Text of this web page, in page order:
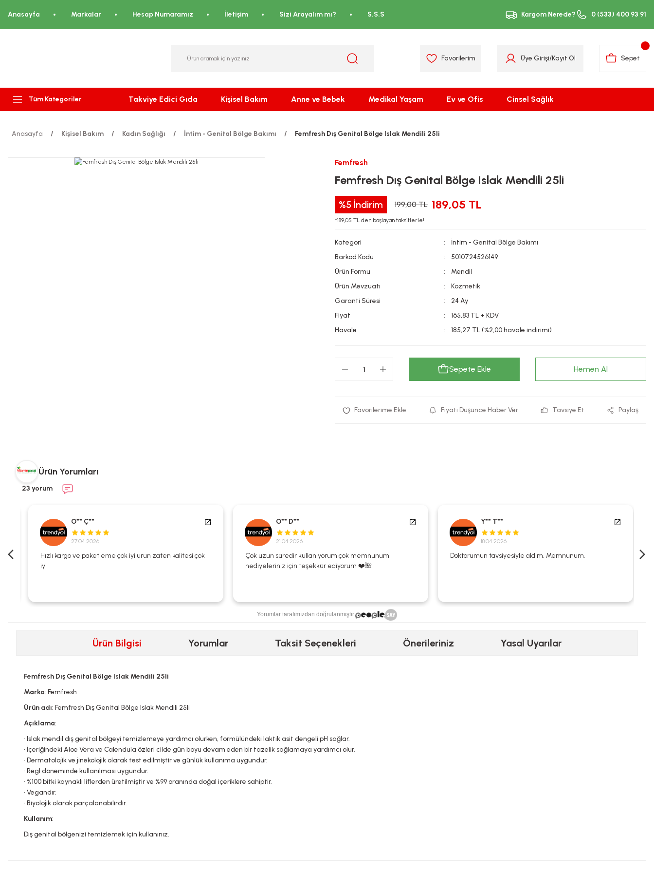
Anasayfa Markalar Hesap Numaramız İletişim Sizi Arayalım mı? S.S.S Kargom Nerede? 0 (533) 400 93 91
Favorilerim Üye Girişi/Kayıt Ol Sepet
Tüm Kategoriler Takviye Edici Gıda Kişisel Bakım Anne ve Bebek Medikal Yaşam Ev ve Ofis Cinsel Sağlık
Anasayfa Kişisel Bakım Kadın Sağlığı İntim - Genital Bölge Bakımı Femfresh Dış Genital Bölge Islak Mendili 25li
Femfresh
Femfresh Dış Genital Bölge Islak Mendili 25li
%5 İndirim 199,00 TL 189,05 TL
*189,05 TL den başlayan taksitlerle!
Kategori
İntim - Genital Bölge Bakımı
Barkod Kodu
5010724526149
Ürün Formu
Mendil
Ürün Mevzuatı
Kozmetik
Garanti Süresi
24 Ay
Fiyat
165,83 TL + KDV
Havale
185,27 TL (%2,00 havale indirimi)
Sepete Ekle Hemen Al
Fiyatı Düşünce Haber Ver Tavsiye Et Paylaş
Ürün Yorumları
23 yorum
O** Ç**
27.04.2026
Hızlı kargo ve paketleme çok iyi ürün zaten kalitesi çok
iyi
O** D**
21.04.2026
Çok uzun süredir kullanıyorum çok memnunum
hediyeleriniz için teşekkür ediyorum ❤️🌺
Y** T**
18.04.2026
Doktorumun tavsiyesiyle aldım. Memnunum.
Yorumlar tarafımızdan doğrulanmıştır.
Ürün Bilgisi Yorumlar Taksit Seçenekleri Önerileriniz Yasal Uyarılar
Femfresh Dış Genital Bölge Islak Mendili 25li
Marka: Femfresh
Ürün adı: Femfresh Dış Genital Bölge Islak Mendili 25li
Açıklama:
• Islak mendil dış genital bölgeyi temizlemeye yardımcı olurken, formülündeki laktik asit dengeli pH sağlar.
• İçeriğindeki Aloe Vera ve Calendula özleri cilde gün boyu devam eden bir tazelik sağlamaya yardımcı olur.
• Dermatolojik ve jinekolojik olarak test edilmiştir ve günlük kullanıma uygundur.
• Regl döneminde kullanılması uygundur.
• %100 bitki kaynaklı liflerden üretilmiştir ve %99 oranında doğal içeriklere sahiptir.
• Vegandır.
• Biyolojik olarak parçalanabilirdir.
Kullanım:
Dış genital bölgenizi temizlemek için kullanınız.